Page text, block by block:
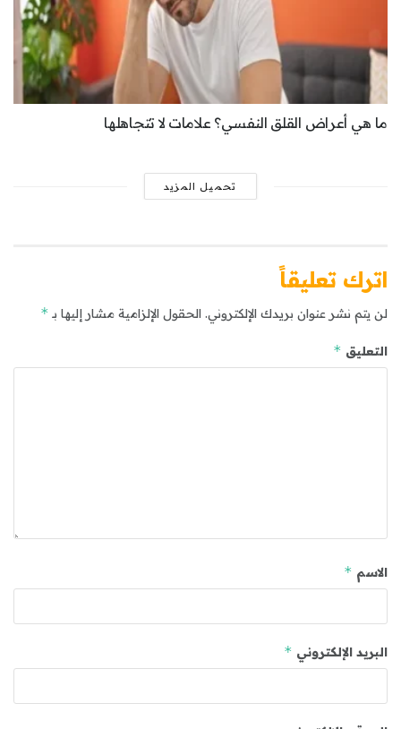
ما هي أعراض القلق النفسي؟ علامات لا تتجاهلها
تحميل المزيد
اترك تعليقاً
لن يتم نشر عنوان بريدك الإلكتروني. الحقول الإلزامية مشار إليها بـ *
التعليق *
الاسم *
البريد الإلكتروني *